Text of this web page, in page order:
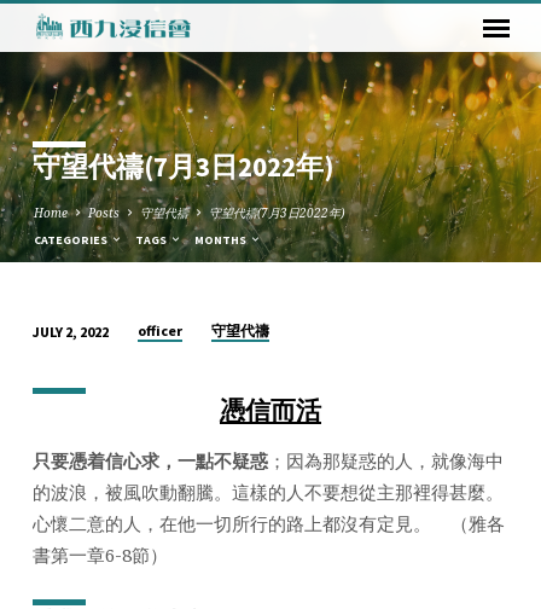
守望代禱(7月3日2022年)
Home Posts 守望代禱 守望代禱(7月3日2022年)
CATEGORIES TAGS MONTHS
望
禱
(7
月
3
日
2022
JULY 2, 2022 officer 守望代禱
憑信而活
只要憑着信心求，一點不疑惑；因為那疑惑的人，就像海中
的波浪，被風吹動翻騰。這樣的人不要想從主那裡得甚麼。
心懷二意的人，在他一切所行的路上都沒有定見。 （雅各
書第一章6-8節）